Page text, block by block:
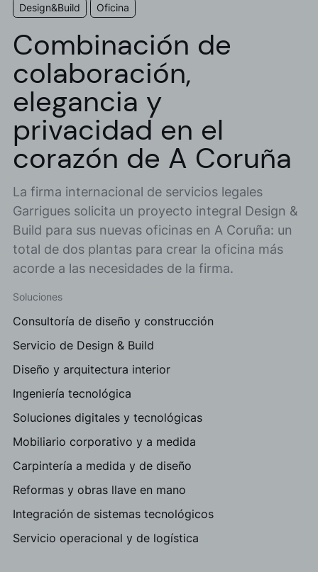
Design&Build Oficina
Combinación de
colaboración,
elegancia y
privacidad en el
corazón de A Coruña
La firma internacional de servicios legales
Garrigues solicita un proyecto integral Design &
Build para sus nuevas oficinas en A Coruña: un
total de dos plantas para crear la oficina más
acorde a las necesidades de la firma.
Soluciones
Consultoría de diseño y construcción
Servicio de Design & Build
Diseño y arquitectura interior
Ingeniería tecnológica
Soluciones digitales y tecnológicas
Mobiliario corporativo y a medida
Carpintería a medida y de diseño
Reformas y obras llave en mano
Integración de sistemas tecnológicos
Servicio operacional y de logística